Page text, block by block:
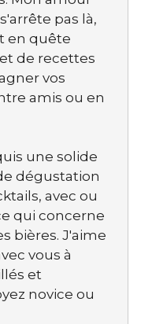
pas là,
en quête
de recettes
vos
amis ou en
une solide
dégustation
avec ou
qui concerne
bières. J'aime
vous à
et
novice ou